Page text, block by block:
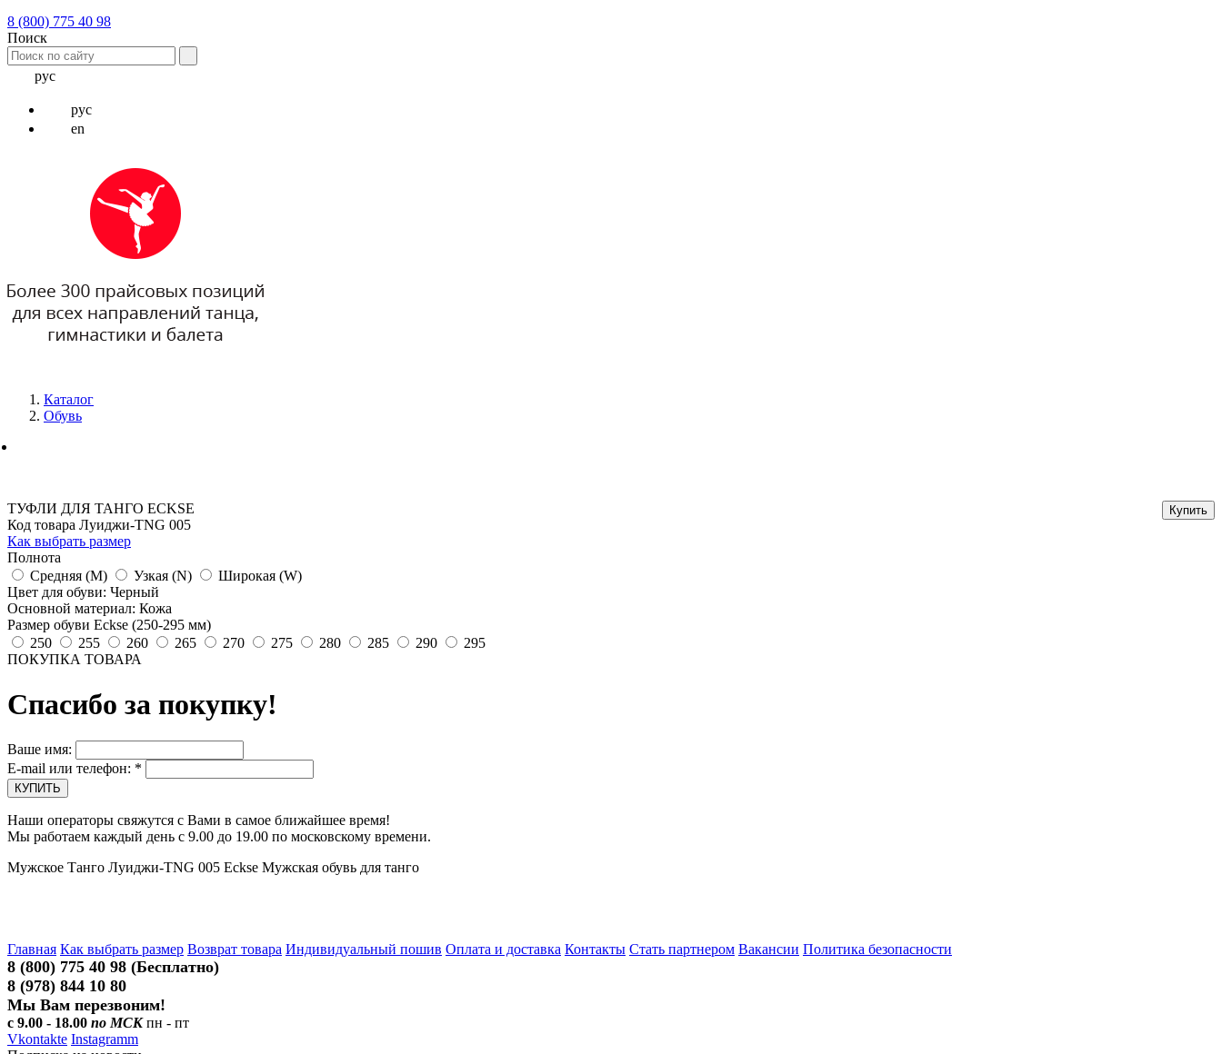
8 (800) 775 40 98
Поиск
рус
рус
en
Каталог
Обувь
ТУФЛИ ДЛЯ ТАНГО ECKSE
Код товара Луиджи-TNG 005
Как выбрать размер
Полнота
Средняя (M)
Узкая (N)
Широкая (W)
Цвет для обуви: Черный
Основной материал: Кожа
Размер обуви Eckse (250-295 мм)
250
255 260 265 270 275 280 285 290
295
ПОКУПКА ТОВАРА
Спасибо за покупку!
Ваше имя:
E-mail или телефон: *
Наши операторы свяжутся с Вами в самое ближайшее время!
Мы работаем каждый день с 9.00 до 19.00 по московскому времени.
Мужское Танго Луиджи-TNG 005 Eckse Мужская обувь для танго
Главная Как выбрать размер Возврат товара Индивидуальный пошив Оплата и доставка Контакты Стать партнером Вакансии Политика безопасности
8 (800) 775 40 98 (Бесплатно)
8 (978) 844 10 80
Мы Вам перезвоним!
с 9.00 - 18.00 по МСКпн - пт
Vkontakte Instagramm